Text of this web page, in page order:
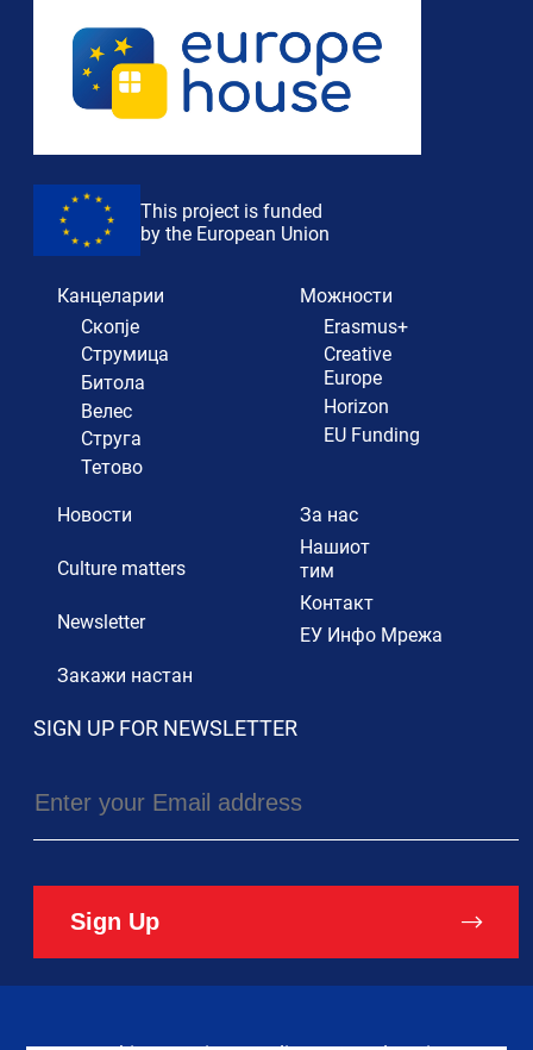
This project is funded
by the European Union
Канцеларии
Скопје
Струмица
Битола
Велес
Струга
Тетово
Можности
Erasmus+
Creative
Europe
Horizon
EU Funding
Новости
Culture matters
Newsletter
Закажи настан
За нас
Нашиот
тим
Контакт
ЕУ Инфо Мрежа
SIGN UP FOR NEWSLETTER
Sign Up